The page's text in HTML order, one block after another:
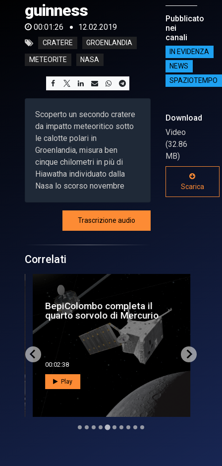
guinness
00:01:26 12.02.2019
CRATERE GROENLANDIA
METEORITE NASA
Scoperto un secondo cratere
da impatto meteoritico sotto
le calotte polari in
Groenlandia, misura ben
cinque chilometri in più di
Hiawatha individuato dalla
Nasa lo scorso novembre
Trascrizione audio
Pubblicato
nei
canali
IN EVIDENZA
NEWS
SPAZIOTEMPO
Download
Video
(32.86
MB)
Scarica
Correlati
BepiColombo completa il
quarto sorvolo di Mercurio
00:02:38
Play